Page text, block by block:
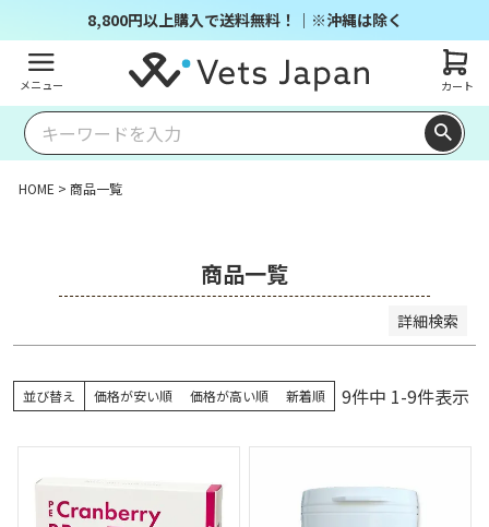
8,800円以上購入で送料無料！｜※沖縄は除く
メニュー カート
HOME 商品一覧
商品一覧
詳細検索
商品番号/JANコード
並び順
新着
順
登録
順
が安
が高
度順
ュー
キー
ワー
ドヒ
並び替え 価格が安い順 価格が高い順 新着順 9件中 1-9件表示